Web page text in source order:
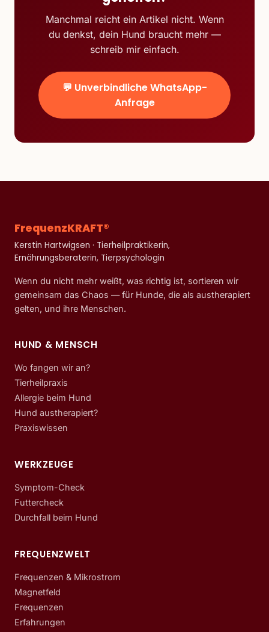
Manchmal reicht ein Artikel nicht. Wenn
du denkst, dein Hund braucht mehr —
schreib mir einfach.
💬 Unverbindliche WhatsApp-
Anfrage
FrequenzKRAFT®
Kerstin Hartwigsen · Tierheilpraktikerin,
Ernährungsberaterin, Tierpsychologin
Wenn du nicht mehr weißt, was richtig ist, sortieren wir
gemeinsam das Chaos — für Hunde, die als austherapiert
gelten, und ihre Menschen.
HUND & MENSCH
Wo fangen wir an?
Tierheilpraxis
Allergie beim Hund
Hund austherapiert?
Praxiswissen
WERKZEUGE
Symptom-Check
Futtercheck
Durchfall beim Hund
FREQUENZWELT
Frequenzen & Mikrostrom
Magnetfeld
Frequenzen
Erfahrungen